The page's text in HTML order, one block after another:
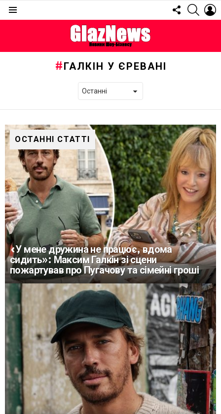
FOLLOW
US
ГАЛКІН У ЄРЕВАНІ
ОСТАННІ СТАТТІ
«У мене дружина не працює, вдома
сидить»: Максим Галкін зі сцени
пожартував про Пугачову та сімейні гроші